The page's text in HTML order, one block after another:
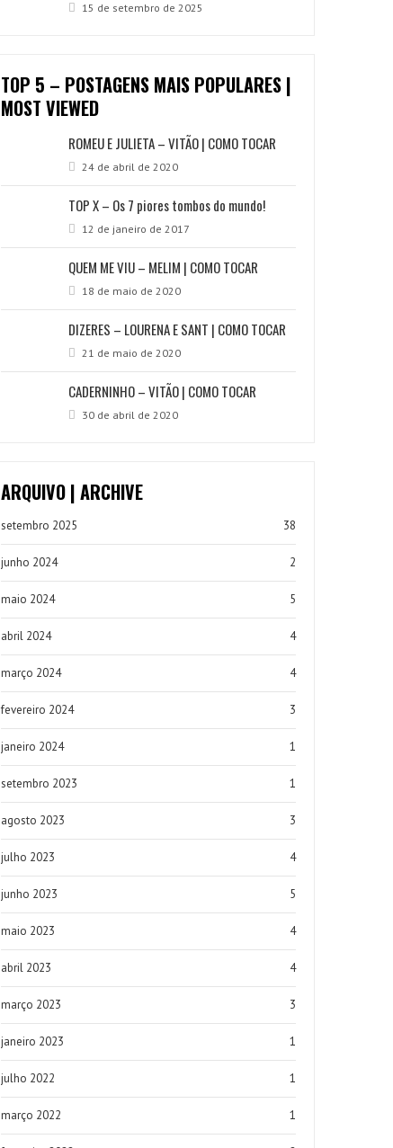
15 de setembro de 2025
TOP 5 – POSTAGENS MAIS POPULARES |
MOST VIEWED
ROMEU E JULIETA – VITÃO | COMO TOCAR
24 de abril de 2020
TOP X – Os 7 piores tombos do mundo!
12 de janeiro de 2017
QUEM ME VIU – MELIM | COMO TOCAR
18 de maio de 2020
DIZERES – LOURENA E SANT | COMO TOCAR
21 de maio de 2020
CADERNINHO – VITÃO | COMO TOCAR
30 de abril de 2020
ARQUIVO | ARCHIVE
setembro 2025 38
junho 2024 2
maio 2024 5
abril 2024 4
março 2024 4
fevereiro 2024 3
janeiro 2024 1
setembro 2023 1
agosto 2023 3
julho 2023 4
junho 2023 5
maio 2023 4
abril 2023 4
março 2023 3
janeiro 2023 1
julho 2022 1
março 2022 1